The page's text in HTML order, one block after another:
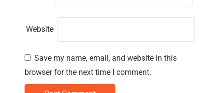
Website
Save my name, email, and website in this
browser for the next time I comment.